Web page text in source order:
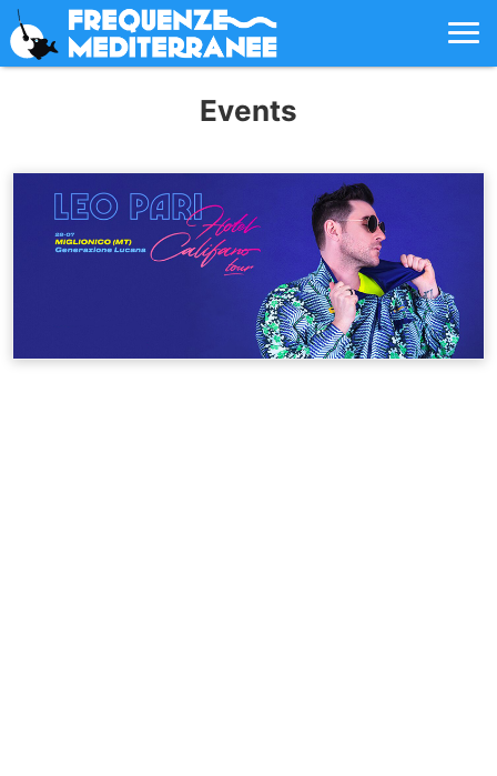
Events